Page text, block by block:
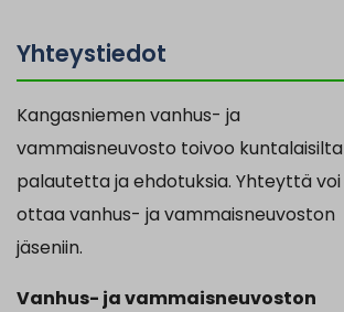
Yhteystiedot
Kangasniemen vanhus- ja
vammaisneuvosto toivoo kuntalaisilta
palautetta ja ehdotuksia. Yhteyttä voi
ottaa vanhus- ja vammaisneuvoston
jäseniin.
Vanhus- ja vammaisneuvoston